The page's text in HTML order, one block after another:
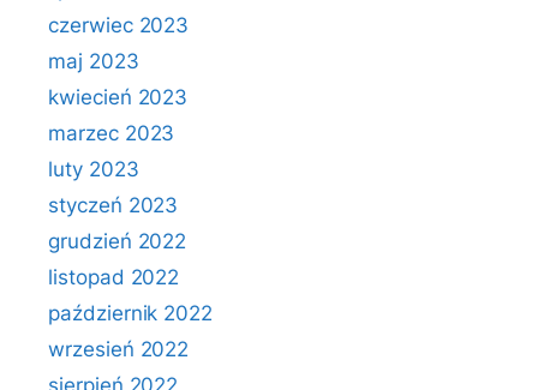
czerwiec 2023
maj 2023
kwiecień 2023
marzec 2023
luty 2023
styczeń 2023
grudzień 2022
listopad 2022
październik 2022
wrzesień 2022
sierpień 2022